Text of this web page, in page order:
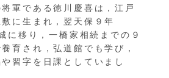
軍である徳川慶喜は，江戸
に生まれ，翌天保９年
に移り，一橋家相続までの９
育され，弘道館でも学び，
習字を日課としていまし